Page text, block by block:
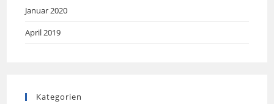
Januar 2020
April 2019
Kategorien